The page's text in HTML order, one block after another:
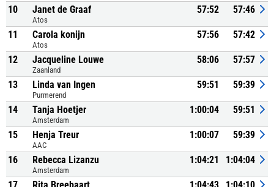
10 Janet de Graaf
Atos
57:52 57:46
11 Carola konijn
Atos
57:56 57:42
12 Jacqueline Louwe
Zaanland
58:06 57:57
13 Linda van Ingen
Purmerend
59:51 59:39
14 Tanja Hoetjer
Amsterdam
1:00:04 59:51
15 Henja Treur
AAC
1:00:07 59:39
16 Rebecca Lizanzu
Amsterdam
1:04:21 1:04:04